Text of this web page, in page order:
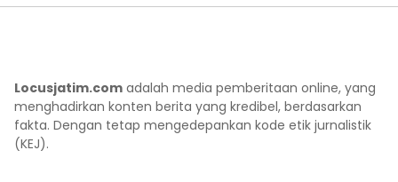
Locusjatim.com adalah media pemberitaan online, yang
menghadirkan konten berita yang kredibel, berdasarkan
fakta. Dengan tetap mengedepankan kode etik jurnalistik
(KEJ).